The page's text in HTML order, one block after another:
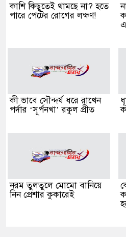
কাশি কিছুতেই থামছে না? হতে
পারে পেটের রোগের লক্ষণ!
কী ভাবে সৌন্দর্য ধরে রাখেন
পর্দার ‘সূর্পনখা’ রকুল প্রীত
নরম তুলতুলে মোমো বানিয়ে
নিন প্রেশার কুকারেই